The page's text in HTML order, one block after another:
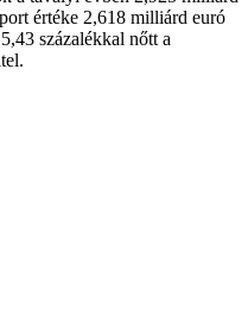
értéke 2,618 milliárd euró
százalékkal nőtt a